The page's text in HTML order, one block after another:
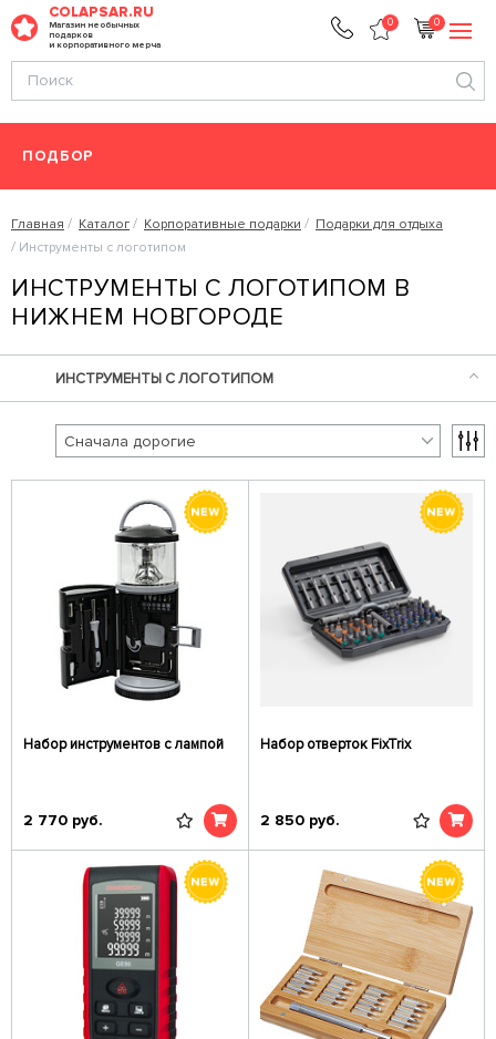
COLAPSAR.RU
Магазин необычных
подарков
и корпоративного мерча
0 0
ПОДБОР
Главная Каталог Корпоративные подарки
Подарки для отдыха
Инструменты с логотипом
ИНСТРУМЕНТЫ С ЛОГОТИПОМ В
НИЖНЕМ НОВГОРОДЕ
ИНСТРУМЕНТЫ С ЛОГОТИПОМ
Набор инструментов с лампой
2 770 руб.
Набор отверток FixTrix
2 850 руб.